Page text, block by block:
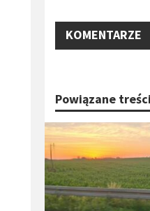
KOMENTARZE
Powiązane treści